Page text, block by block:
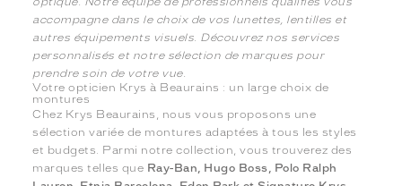
accompagne dans le choix de vos lunettes, lentilles et
autres équipements visuels. Découvrez nos services
personnalisés et notre sélection de marques pour
prendre soin de votre vue.
Votre opticien Krys à Beaurains : un large choix de
montures
Chez Krys Beaurains, nous vous proposons une
sélection variée de montures adaptées à tous les styles
et budgets. Parmi notre collection, vous trouverez des
marques telles que Ray-Ban, Hugo Boss, Polo Ralph